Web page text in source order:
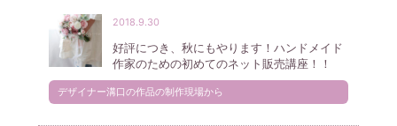
2018.9.30
好評につき、秋にもやります！ハンドメイド
作家のための初めてのネット販売講座！！
デザイナー溝口の作品の制作現場から